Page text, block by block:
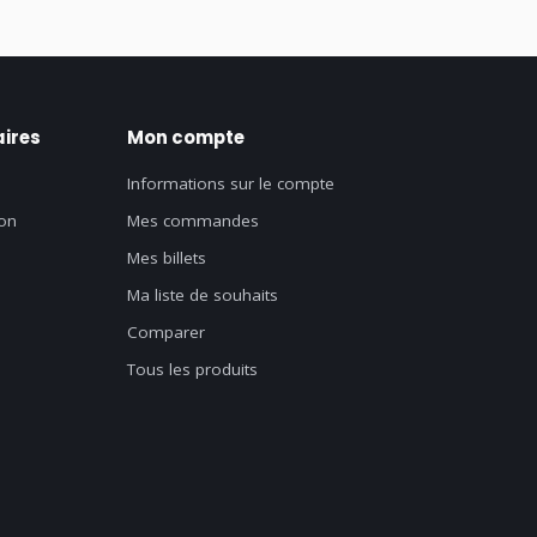
Mon compte
Informations sur le compte
Mes commandes
Mes billets
Ma liste de souhaits
Comparer
Tous les produits